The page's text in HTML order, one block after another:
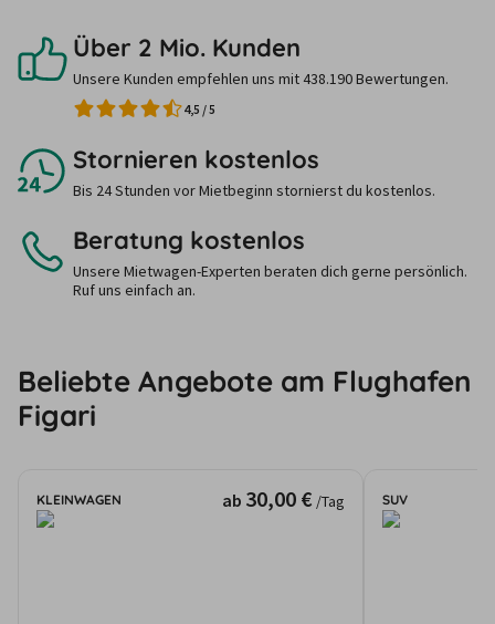
Über 2 Mio. Kunden
Unsere Kunden empfehlen uns mit 438.190 Bewertungen.
4,5 /5
Stornieren kostenlos
Bis 24 Stunden vor Mietbeginn stornierst du kostenlos.
Beratung kostenlos
Unsere Mietwagen-Experten beraten dich gerne persönlich.
Ruf uns einfach an.
Beliebte Angebote am Flughafen
Figari
KLEINWAGEN ab 30,00 € /Tag SUV